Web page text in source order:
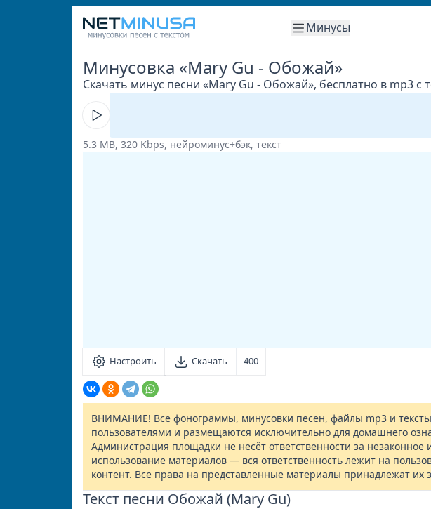
Минусы
Минусовка «Mary Gu - Обожай»
Скачать минус песни «Mary Gu - Обожай», бесплатно в mp3 с
5.3 MB, 320 Kbps, нейроминус+бэк, текст
Настроить Скачать 400
ВНИМАНИЕ! Все фонограммы, минусовки песен, файлы mp3 и
пользователями и размещаются исключительно для домашнего
Администрация площадки не несёт ответственности за
использование материалов — вся ответственность лежит на
контент. Все права на представленные материалы принадлежат их
Текст песни Обожай (Mary Gu)